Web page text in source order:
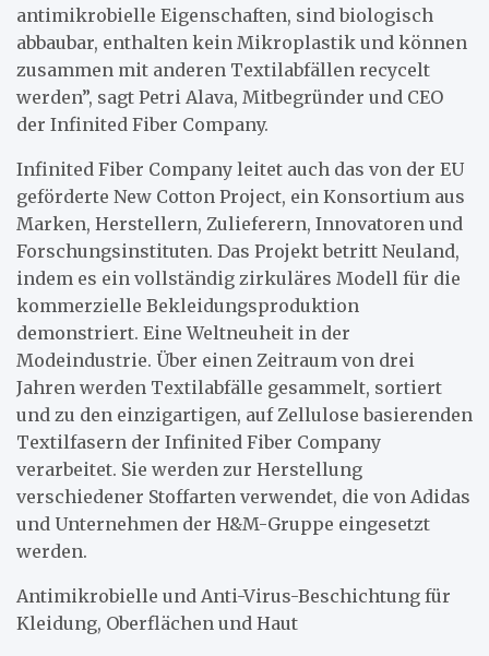
antimikrobielle Eigenschaften, sind biologisch
abbaubar, enthalten kein Mikroplastik und können
zusammen mit anderen Textilabfällen recycelt
werden”, sagt Petri Alava, Mitbegründer und CEO
der Infinited Fiber Company.
Infinited Fiber Company leitet auch das von der EU
geförderte New Cotton Project, ein Konsortium aus
Marken, Herstellern, Zulieferern, Innovatoren und
Forschungsinstituten. Das Projekt betritt Neuland,
indem es ein vollständig zirkuläres Modell für die
kommerzielle Bekleidungsproduktion
demonstriert. Eine Weltneuheit in der
Modeindustrie. Über einen Zeitraum von drei
Jahren werden Textilabfälle gesammelt, sortiert
und zu den einzigartigen, auf Zellulose basierenden
Textilfasern der Infinited Fiber Company
verarbeitet. Sie werden zur Herstellung
verschiedener Stoffarten verwendet, die von Adidas
und Unternehmen der H&M-Gruppe eingesetzt
werden.
Antimikrobielle und Anti-Virus-Beschichtung für
Kleidung, Oberflächen und Haut